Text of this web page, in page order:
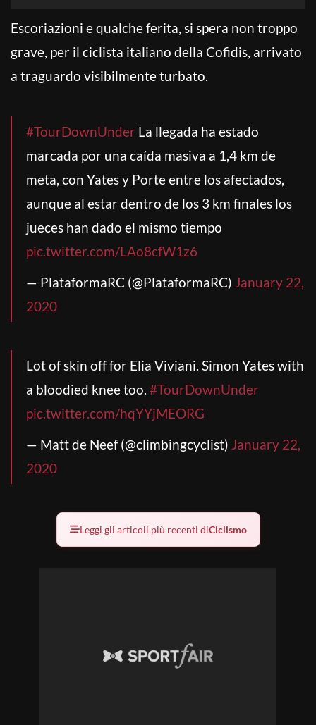
Escoriazioni e qualche ferita, si spera non troppo
grave, per il ciclista italiano della Cofidis, arrivato
a traguardo visibilmente turbato.
#TourDownUnder La llegada ha estado
marcada por una caída masiva a 1,4 km de
meta, con Yates y Porte entre los afectados,
aunque al estar dentro de los 3 km finales los
jueces han dado el mismo tiempo
pic.twitter.com/LAo8cfW1z6
— PlataformaRC (@PlataformaRC) January 22,
2020
Lot of skin off for Elia Viviani. Simon Yates with
a bloodied knee too. #TourDownUnder
pic.twitter.com/hqYYjMEORG
— Matt de Neef (@climbingcyclist) January 22,
2020
Leggi gli articoli più recenti diCiclismo